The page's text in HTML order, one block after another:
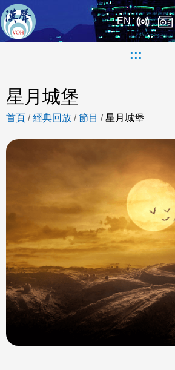
EN
:::
星月城堡
首頁 /經典回放 /節目 /星月城堡